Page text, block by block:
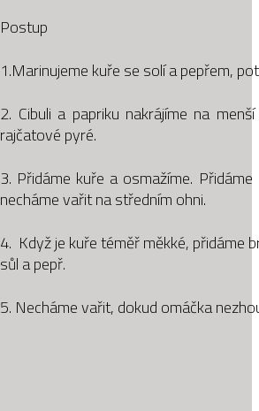
Postup
1.Marinujeme kuře se solí a pepřem,
2. Cibuli a papriku nakrájíme na
rajčatové pyré.
3. Přidáme kuře a osmažíme.
necháme vařit na středním ohni.
4. Když je kuře téměř měkké, přidáme
sůl a pepř.
5. Necháme vařit, dokud omáčka